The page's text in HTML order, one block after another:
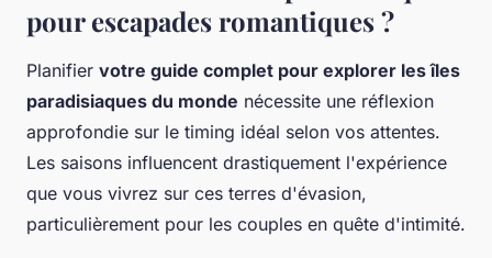
pour escapades romantiques ?
Planifier votre guide complet pour explorer les îles
paradisiaques du monde nécessite une réflexion
approfondie sur le timing idéal selon vos attentes.
Les saisons influencent drastiquement l'expérience
que vous vivrez sur ces terres d'évasion,
particulièrement pour les couples en quête d'intimité.